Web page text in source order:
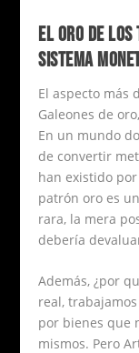
EL ORO DE
SISTEMA
El aspecto más
Galeones de
En un mundo
de convertir
han existido
patrón oro es
rara, la mera
debería
Además, ¿por
real,
por bienes que
mismos. Pero